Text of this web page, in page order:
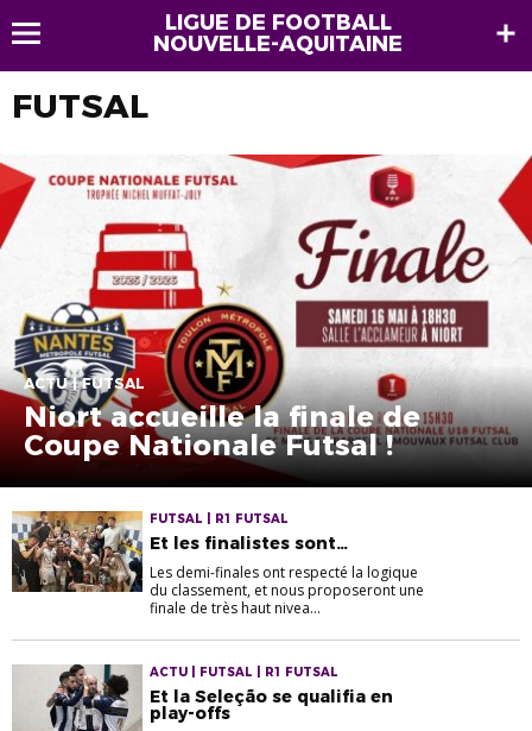
LIGUE DE FOOTBALL
NOUVELLE-AQUITAINE
FUTSAL
ACTU | FUTSAL
Niort accueille la finale de
Coupe Nationale Futsal !
FUTSAL | R1 FUTSAL
Et les finalistes sont…
Les demi-finales ont respecté la logique
du classement, et nous proposeront une
finale de très haut nivea...
ACTU | FUTSAL | R1 FUTSAL
Et la Seleção se qualifia en
play-offs